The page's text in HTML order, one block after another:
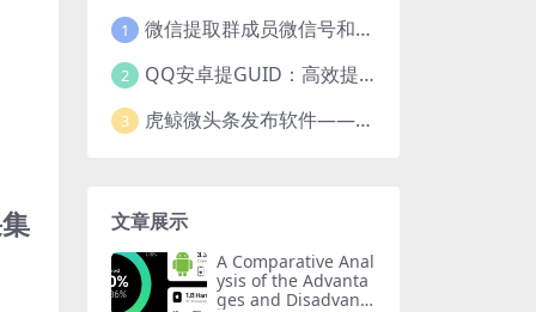
1 微信提取群成员微信号和VXid工具：功能介绍与使用指南
2 QQ安卓提GUID：高效提取常用安卓QQGUID的新工具
3 虎鲸微头条发布软件——智能高效的自媒体管理工具
文章展示
A Comparative Anal
ysis of the Advanta
ges and Disadvanta